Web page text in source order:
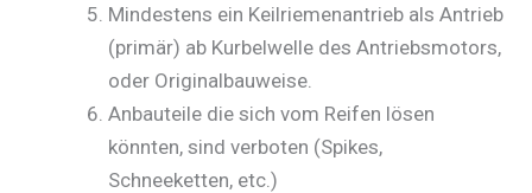
Mindestens ein Keilriemenantrieb als Antrieb
(primär) ab Kurbelwelle des Antriebsmotors,
oder Originalbauweise.
Anbauteile die sich vom Reifen lösen
könnten, sind verboten (Spikes,
Schneeketten, etc.)